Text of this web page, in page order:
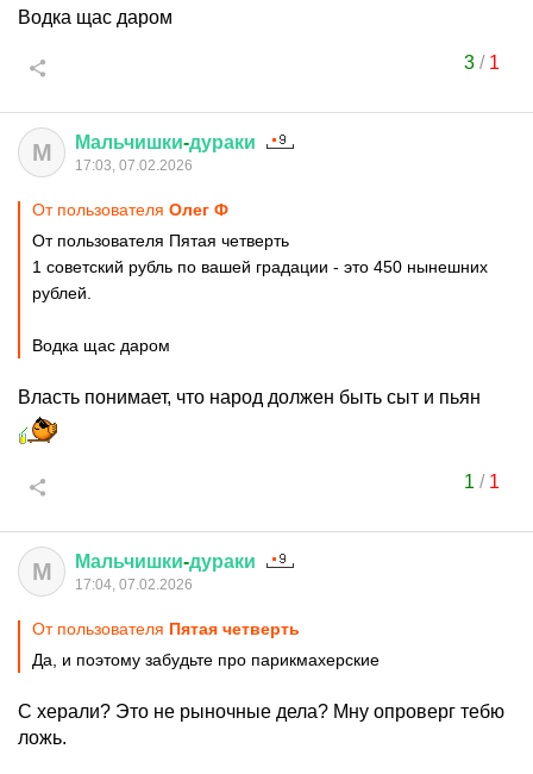
Водка щас даром
3/ 1
М Мальчишки-дураки
17:03, 07.02.2026
От пользователя Олег Ф
От пользователя Пятая четверть
1 советский рубль по вашей градации - это 450 нынешних
рублей.
Водка щас даром
Власть понимает, что народ должен быть сыт и пьян
1 / 1
М Мальчишки-дураки
17:04, 07.02.2026
От пользователя Пятая четверть
Да, и поэтому забудьте про парикмахерские
С херали? Это не рыночные дела? Мну опроверг тебю
ложь.